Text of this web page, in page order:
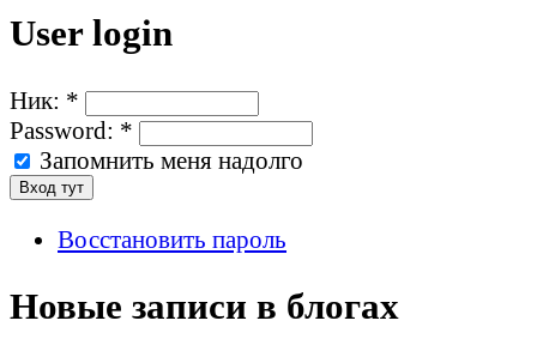
User login
Ник: *
Password: *
Запомнить меня надолго
Восстановить пароль
Новые записи в блогах